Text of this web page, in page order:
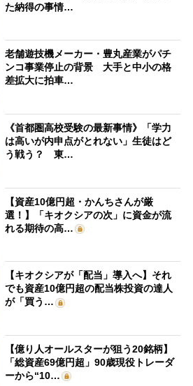
た納得の事情…
老舗遊技機メーカー・豊丸産業がパチ
ンコ事業停止の背景 大手と中小の格
差拡大に拍車…
《首都圏高校受験の最新事情》「学力
は高いが内申点がとれない」生徒はど
う戦う？ 東…
【資産10億円超・かんちさんが厳
選！】「キオクシアの次」に資金が流
れる期待の高…
【キオクシアが「配当」導入へ】それ
でも資産10億円超の配当株投資の達人
が「買う…
【億り人オールスターが狙う20銘柄】
「総資産69億円超」90歳現役トレーダ
ーから“10…